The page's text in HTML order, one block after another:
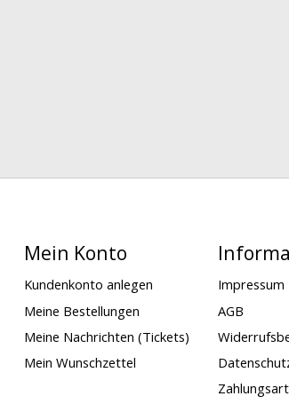
Mein Konto
Kundenkonto anlegen
Meine Bestellungen
Meine Nachrichten (Tickets)
Mein Wunschzettel
Impressum
AGB